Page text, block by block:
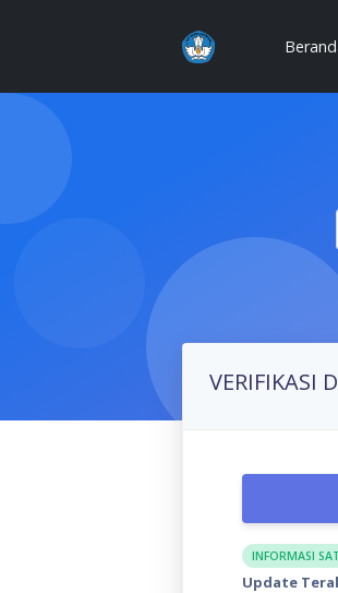
VERIFIKASI
INFORMASI
Update